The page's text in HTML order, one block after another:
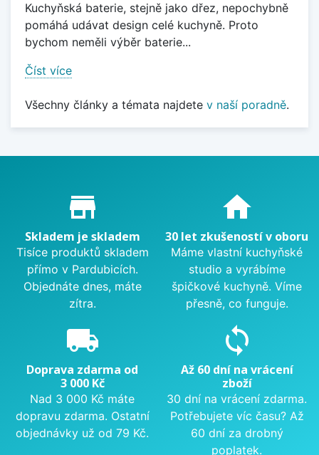
Kuchyňská baterie, stejně jako dřez, nepochybně
pomáhá udávat design celé kuchyně. Proto
bychom neměli výběr baterie...
Číst více
Všechny články a témata najdete v naší poradně.
Proč nakupovat u nás?
store_mall_directory
Skladem je skladem
Tisíce produktů skladem
přímo v Pardubicích.
Objednáte dnes, máte
zítra.
home
30 let zkušeností v oboru
Máme vlastní kuchyňské
studio a vyrábíme
špičkové kuchyně. Víme
přesně, co funguje.
local_shipping
Doprava zdarma od
3 000 Kč
Nad 3 000 Kč máte
dopravu zdarma. Ostatní
objednávky už od 79 Kč.
sync
Až 60 dní na vrácení
zboží
30 dní na vrácení zdarma.
Potřebujete víc času? Až
60 dní za drobný
poplatek.